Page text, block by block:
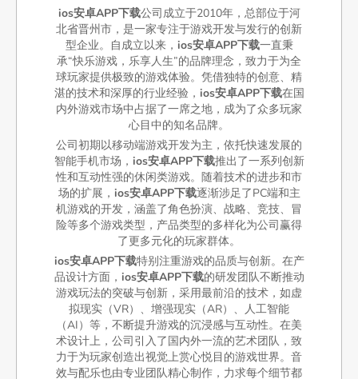
ios安卓APP下载公司成立于2010年，总部位于河
北省晋州市，是一家专注于游戏开发与发行的创新
型企业。自成立以来， ios安卓APP下载一直秉
承“快乐游戏，乐享人生”的品牌理念，致力于为全
球玩家提供极致的游戏体验。凭借独特的创意、精
湛的技术和深厚的行业经验， ios安卓APP下载在国
内外游戏市场中占据了一席之地，成为了众多玩家
心目中的知名品牌。
公司初期以移动端游戏开发为主，依托快速发展的
智能手机市场， ios安卓APP下载推出了一系列创新
性和互动性强的休闲类游戏。随着技术的进步和市
场的扩展， ios安卓APP下载逐渐涉足了PC端和主
机游戏的开发，涵盖了角色扮演、战略、竞技、冒
险等多个游戏类型，产品类型的多样化为公司赢得
了更多元化的玩家群体。
ios安卓APP下载特别注重游戏的品质与创新。在产
品设计方面， ios安卓APP下载的研发团队不断推动
游戏玩法的突破与创新，采用最前沿的技术，如虚
拟现实（VR）、增强现实（AR）、人工智能
（AI）等，不断提升游戏的沉浸感与互动性。在美
术设计上，公司引入了国内外一流的艺术团队，致
力于为玩家创造出视觉上赏心悦目的游戏世界。音
效与配乐也由专业团队精心制作，力求每个细节都